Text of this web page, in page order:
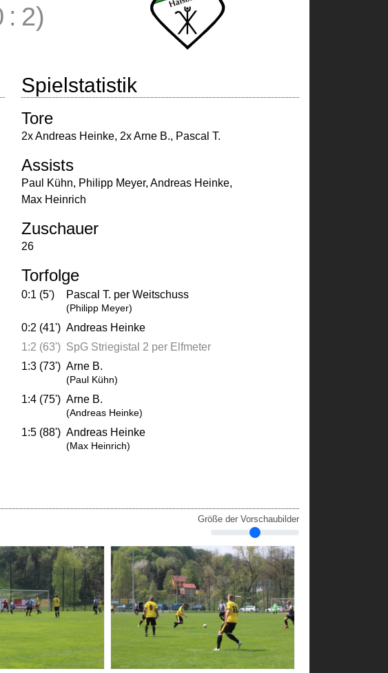
: 2)
Spielstatistik
Tore
2x Andreas Heinke, 2x Arne B., Pascal T.
Assists
Paul Kühn, Philipp Meyer, Andreas Heinke,
Max Heinrich
Zuschauer
26
Torfolge
0:1 (5') Pascal T. per Weitschuss
(Philipp Meyer)
0:2 (41') Andreas Heinke
1:2 (63') SpG Striegistal 2 per Elfmeter
1:3 (73') Arne B.
(Paul Kühn)
1:4 (75') Arne B.
(Andreas Heinke)
1:5 (88') Andreas Heinke
(Max Heinrich)
Größe der Vorschaubilder